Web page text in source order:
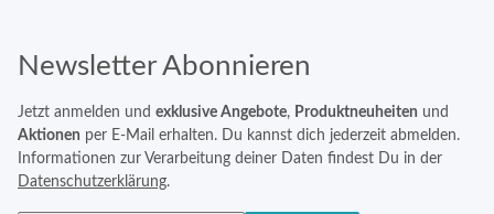
Newsletter Abonnieren
Jetzt anmelden und exklusive Angebote, Produktneuheiten und
Aktionen per E-Mail erhalten. Du kannst dich jederzeit abmelden.
Informationen zur Verarbeitung deiner Daten findest Du in der
Datenschutzerklärung.